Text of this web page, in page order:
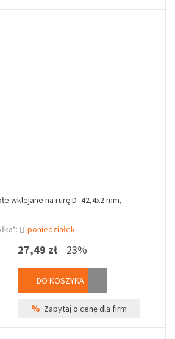
wklejane na rurę D=42,4x2 mm,
poniedziałek
27,49 zł 23%
DO KOSZYKA
% Zapytaj o cenę dla firm